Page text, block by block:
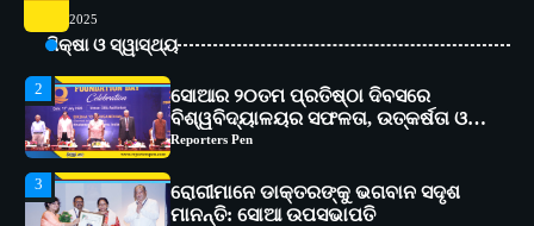
2025
ଶିକ୍ଷା ଓ ସ୍ୱାସ୍ଥ୍ୟଅଗ୍ରଗତିର ସ୍ମୃତିଚାରଣ
Reporters Pen
3
ରୋଗୀମାନେ ଡାକ୍ତରଙ୍କୁ ଭଗବାନ ସଦୃଶ
ମାନନ୍ତି: ସୋଆ ଉପସଭାପତି
Reporters Pen
4
ସୋଆ ଏସ୍‌ଏଚ୍‌ଏମ୍ ପକ୍ଷରୁ ରଜ ପିଠା
ପ୍ରତିଯୋଗିତା ଆୟୋଜିତ